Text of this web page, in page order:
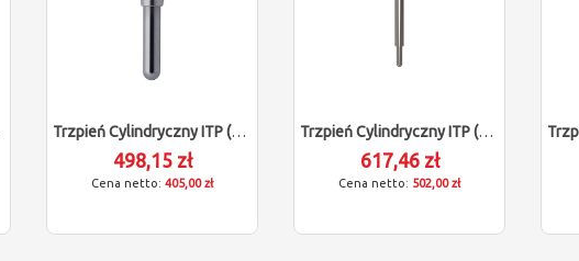
Trzpień Cylindryczny ITP (M2/L16/D2)
498,15 zł
405,00 zł
Trzpień Cylindryczny ITP (M2/L40/D2)
617,46 zł
502,00 zł